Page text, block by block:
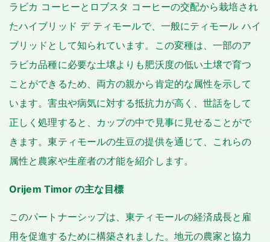
ラビカ コーヒーとロブスタ コーヒーの交配から栽培され
たハイブリッド デ ティモールで、一般にティモール ハイ
ブリッドとして知られています。この変種は、一部のア
ラビカ品種に必要な土壌よりも肥沃度の低い土壌で育つ
ことができるため、両方の親から肯定的な属性を示して
います。害虫や病気に対する抵抗力が高く、世話をして
正しく処理すると、カップの中で見事に見せることがで
きます。東ティモールの生豆の提供を通じて、これらの
属性と農家や生産者の才能を紹介します。
Orijem Timor の主な目標
このパートナーシップは、東ティモールの経済成長と雇
用を促進するために構築されました。地元の農家と協力